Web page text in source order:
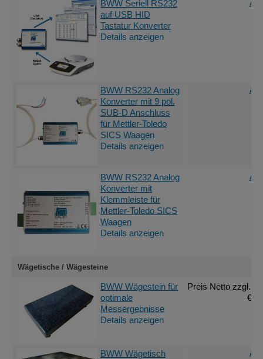
BWW Seriell RS232
auf USB HID
Tastatur Konverter
Details anzeigen
BWW RS232 Analog
Konverter mit 9 pol.
SUB-D Anschluss
für Mettler-Toledo
SICS Waagen
Details anzeigen
BWW RS232 Analog
Konverter mit
Klemmleiste für
Mettler-Toledo SICS
Waagen
Details anzeigen
Wägetische / Wägesteine
BWW Wägestein für
optimale
Messergebnisse
Details anzeigen
Preis Netto zzgl.
€
BWW Wägetisch